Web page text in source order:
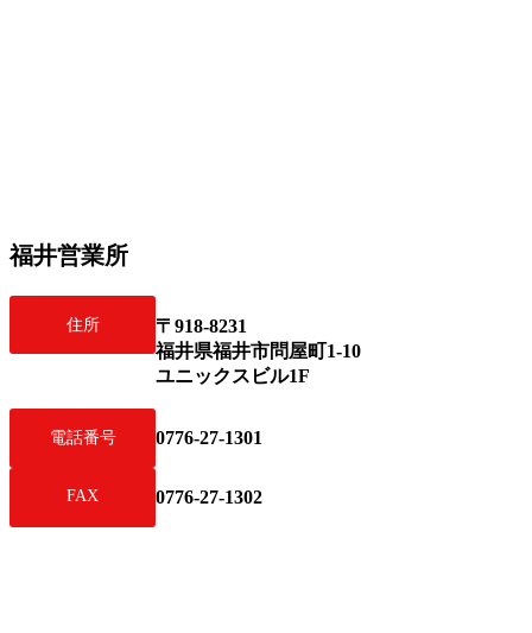
福井営業所
住所
〒918-8231
福井県福井市問屋町1-10
ユニックスビル1F
電話番号 0776-27-1301
FAX 0776-27-1302